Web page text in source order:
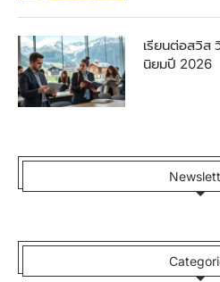
เรียนต่อสวิส
นิยมปี 2026